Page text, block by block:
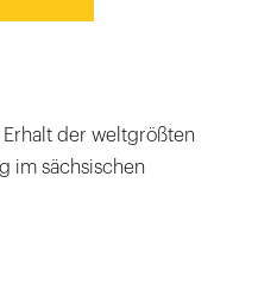
der weltgrößten
im sächsischen